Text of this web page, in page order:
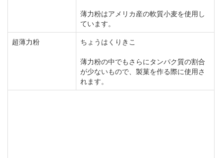
薄力粉はアメリカ産の軟質小麦を使用し
ています。
超薄力粉
ちょうはくりきこ
薄力粉の中でもさらにタンパク質の割合
が少ないもので、製菓を作る際に使用さ
れます。